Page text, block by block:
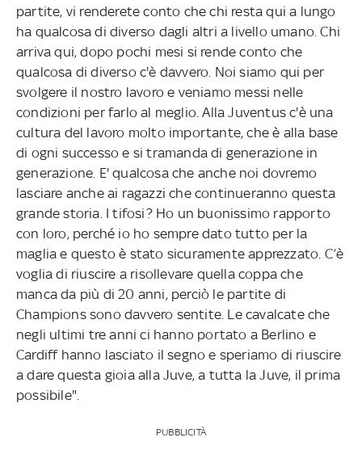
partite, vi renderete conto che chi resta qui a lungo
ha qualcosa di diverso dagli altri a livello umano. Chi
arriva qui, dopo pochi mesi si rende conto che
qualcosa di diverso c'è davvero. Noi siamo qui per
svolgere il nostro lavoro e veniamo messi nelle
condizioni per farlo al meglio. Alla Juventus c'è una
cultura del lavoro molto importante, che è alla base
di ogni successo e si tramanda di generazione in
generazione. E' qualcosa che anche noi dovremo
lasciare anche ai ragazzi che continueranno questa
grande storia. I tifosi? Ho un buonissimo rapporto
con loro, perché io ho sempre dato tutto per la
maglia e questo è stato sicuramente apprezzato. C’è
voglia di riuscire a risollevare quella coppa che
manca da più di 20 anni, perciò le partite di
Champions sono davvero sentite. Le cavalcate che
negli ultimi tre anni ci hanno portato a Berlino e
Cardiff hanno lasciato il segno e speriamo di riuscire
a dare questa gioia alla Juve, a tutta la Juve, il prima
possibile".
PUBBLICITÀ